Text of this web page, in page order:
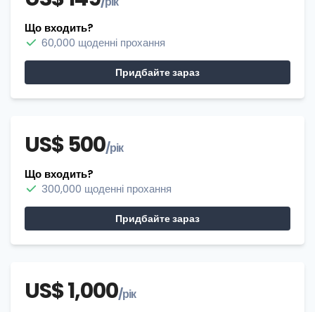
Що входить?
60,000 щоденні прохання
Придбайте зараз
US$ 500/рік
Що входить?
300,000 щоденні прохання
Придбайте зараз
US$ 1,000/рік